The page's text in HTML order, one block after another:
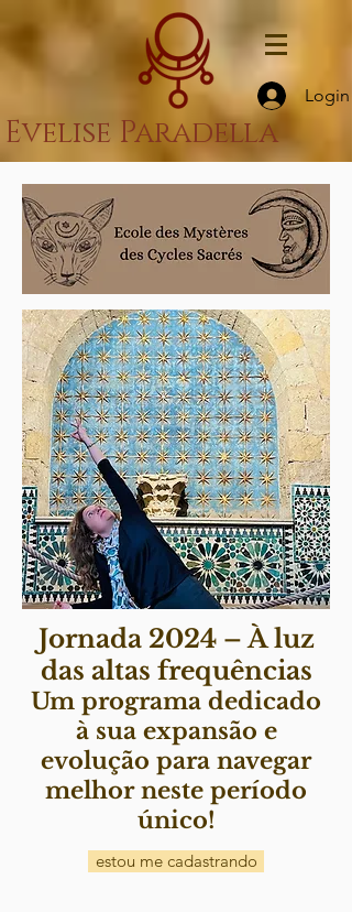
Login
Evelise Paradella
Jornada 2024 – À luz
das altas frequências
Um programa dedicado
à sua expansão e
evolução para navegar
melhor neste período
único!
estou me cadastrando